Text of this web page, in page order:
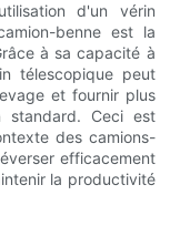
d'un vérin
benne est la
à sa capacité à
télescopique peut
et fournir plus
Ceci est
des camions-
efficacement
la productivité